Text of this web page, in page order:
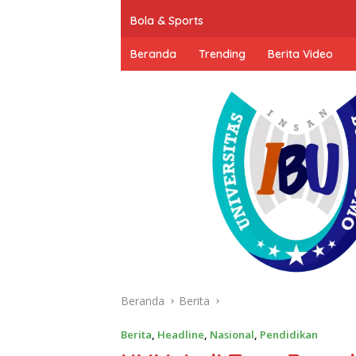
Bola & Sports
Beranda Trending Berita Video
Beranda Berita
Berita, Headline, Nasional, Pendidikan